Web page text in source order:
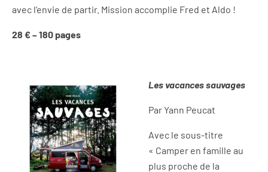
avec l’envie de partir. Mission accomplie Fred et Aldo !
28 € – 180 pages
Les vacances sauvages
Par Yann Peucat
Avec le sous-titre
« Camper en famille au
plus proche de la